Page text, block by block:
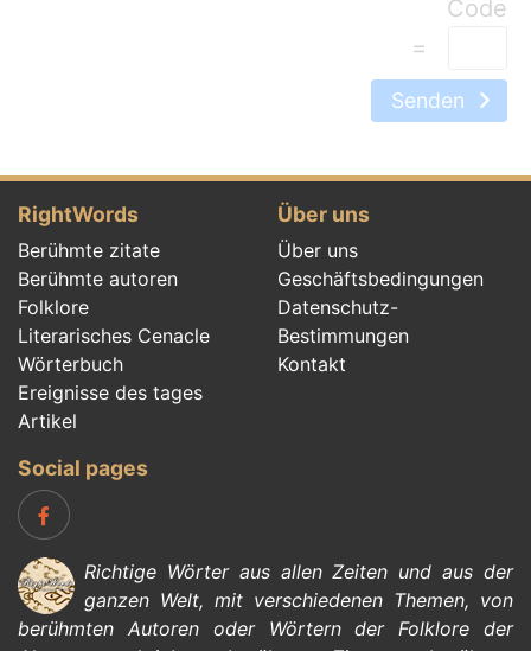
=
Senden
RightWords
Berühmte zitate
Berühmte autoren
Folklore
Literarisches Cenacle
Wörterbuch
Ereignisse des tages
Artikel
Über uns
Über uns
Geschäftsbedingungen
Datenschutz-
Bestimmungen
Kontakt
Social pages
Richtige Wörter aus allen Zeiten und aus der
ganzen Welt, mit verschiedenen Themen, von
berühmten Autorenoder Wörtern der Folklore der